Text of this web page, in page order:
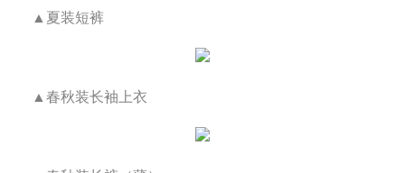
▲夏装短裤
▲春秋装长袖上衣